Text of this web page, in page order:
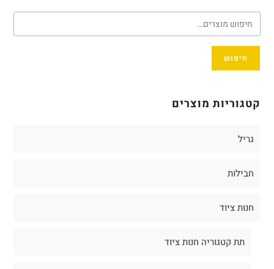
חיפוש
קטגוריות מוצרים
גריל
חבילות
חנות ציוד
תת קטגוריה חנות ציוד